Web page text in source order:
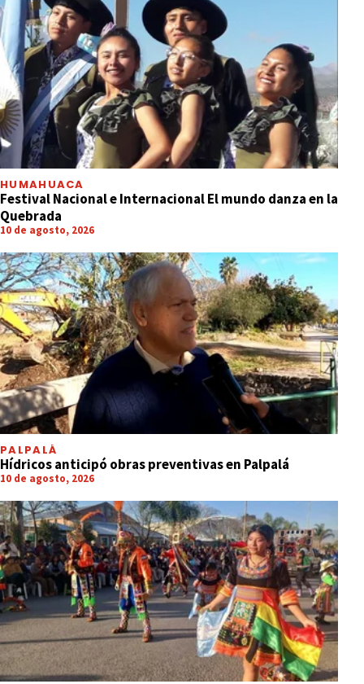
HUMAHUACA
Festival Nacional e Internacional El mundo danza en la
Quebrada
10 de agosto, 2026
PALPALÁ
Hídricos anticipó obras preventivas en Palpalá
10 de agosto, 2026